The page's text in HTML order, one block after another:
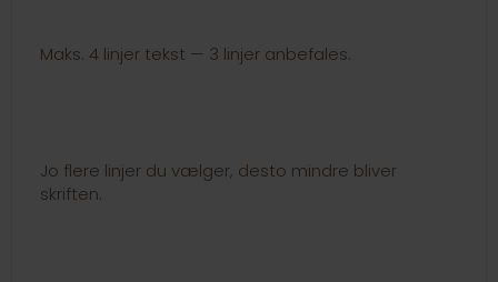
Maks. 4 linjer tekst — 3 linjer anbefales.
Jo flere linjer du vælger, desto mindre bliver
skriften.